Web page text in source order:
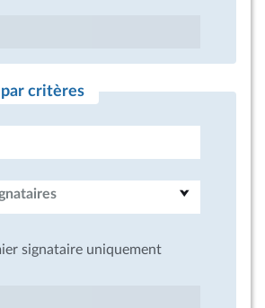
par critères
signataire uniquement